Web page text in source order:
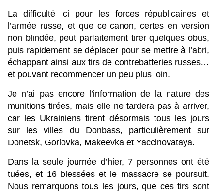
La difficulté ici pour les forces républicaines et
l’armée russe, et que ce canon, certes en version
non blindée, peut parfaitement tirer quelques obus,
puis rapidement se déplacer pour se mettre à l’abri,
échappant ainsi aux tirs de contrebatteries russes…
et pouvant recommencer un peu plus loin.
Je n’ai pas encore l’information de la nature des
munitions tirées, mais elle ne tardera pas à arriver,
car les Ukrainiens tirent désormais tous les jours
sur les villes du Donbass, particulièrement sur
Donetsk, Gorlovka, Makeevka et Yaccinovataya.
Dans la seule journée d’hier, 7 personnes ont été
tuées, et 16 blessées et le massacre se poursuit.
Nous remarquons tous les jours, que ces tirs sont